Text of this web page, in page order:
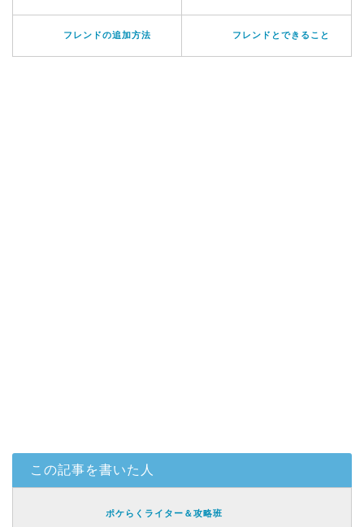
フレンドの追加方法 フレンドとできること
この記事を書いた人
ポケらくライター＆攻略班